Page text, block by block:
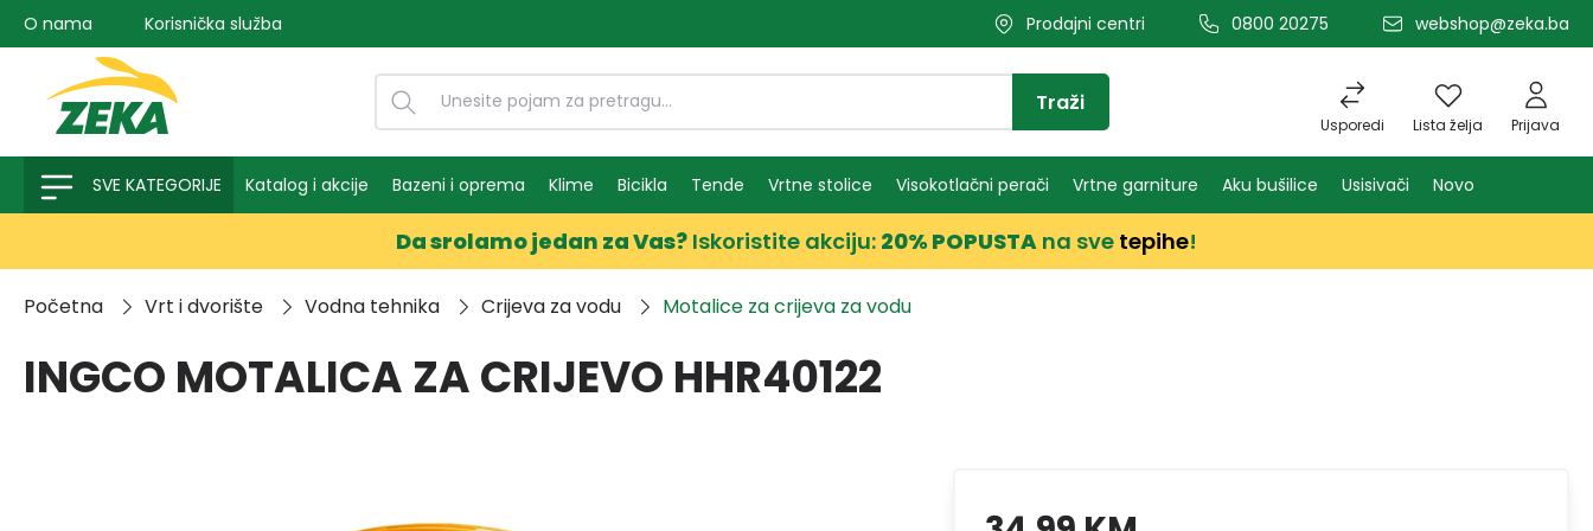
pretragu Preskoči na glavnu navigaciju
O nama Korisnička služba Prodajni centri 0800 20275 webshop@zeka.ba
Usporedi Lista želja Prijava
Traži
SVE KATEGORIJE Katalog i akcije Bazeni i oprema Klime Bicikla Tende Vrtne stolice Visokotlačni perači Vrtne garniture Aku bušilice Usisivači Novo
Da srolamo jedan za Vas? Iskoristite akciju: 20% POPUSTA na sve tepihe!
Početna Vrt i dvorište Vodna tehnika Crijeva za vodu Motalice za crijeva za vodu
INGCO MOTALICA ZA CRIJEVO HHR40122